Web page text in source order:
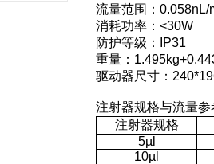
流量范围：0.058nL/
消耗功率：<30W
防护等级：IP31
重量：
驱动器尺寸：
注射器规格与流量参
注射器规格
5µl
10µl